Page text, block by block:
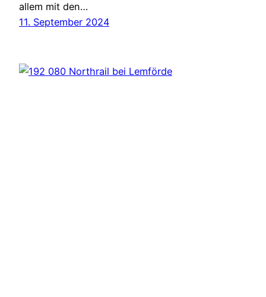
allem mit den…
11. September 2024